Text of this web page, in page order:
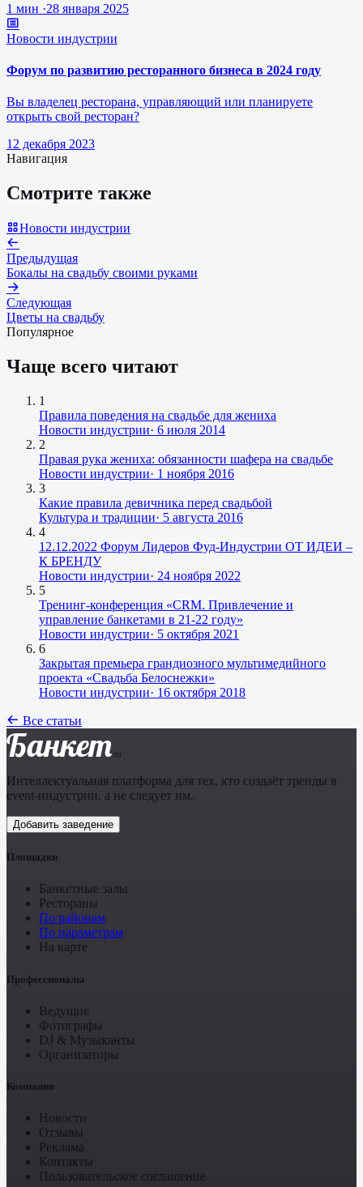
1 мин ·28 января 2025
Новости индустрии
Форум по развитию ресторанного бизнеса в 2024 году
Вы владелец ресторана, управляющий или планируете
открыть свой ресторан?
12 декабря 2023
Навигация
Смотрите также
Новости индустрии
Предыдущая
Бокалы на свадьбу своими руками
Следующая
Цветы на свадьбу
Популярное
Чаще всего читают
1
Правила поведения на свадьбе для жениха
Новости индустрии· 6 июля 2014
2
Правая рука жениха: обязанности шафера на свадьбе
Новости индустрии· 1 ноября 2016
3
Какие правила девичника перед свадьбой
Культура и традиции· 5 августа 2016
4
12.12.2022 Форум Лидеров Фуд-Индустрии ОТ ИДЕИ –
К БРЕНДУ
Новости индустрии· 24 ноября 2022
5
Тренинг-конференция «CRM. Привлечение и
управление банкетами в 21-22 году»
Новости индустрии· 5 октября 2021
6
Закрытая премьера грандиозного мультимедийного
проекта «Свадьба Белоснежки»
Новости индустрии· 16 октября 2018
Все статьи
Банкет .ru
Интеллектуальная платформа для тех, кто создаёт тренды в
event-индустрии, а не следует им.
Добавить заведение
Площадки
Банкетные залы
Рестораны
По районам
По параметрам
На карте
Профессионалы
Ведущие
Фотографы
DJ & Музыканты
Организаторы
Компания
Новости
Отзывы
Реклама
Контакты
Пользовательское соглашение